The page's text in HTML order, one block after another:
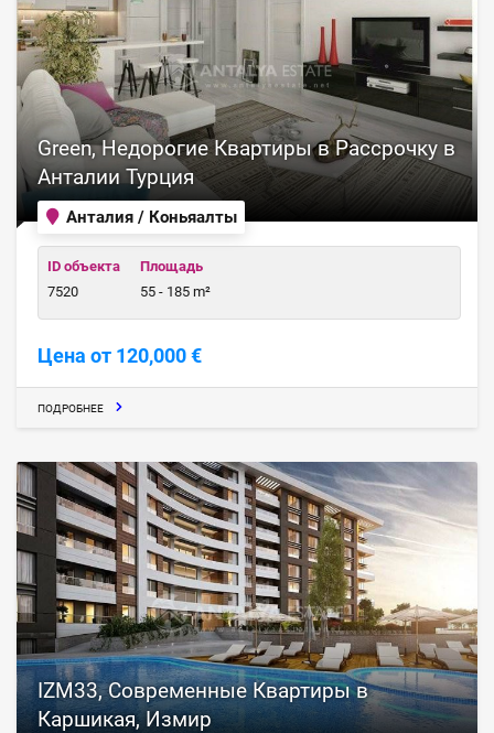
Анталия / Коньяалты
Green, Недорогие Квартиры в Рассрочку в
Анталии Турция
ID объекта
7520
Площадь
55 - 185 m²
Цена от 120,000 €
ПОДРОБНЕЕ
IZM33, Современные Квартиры в
Каршикая, Измир